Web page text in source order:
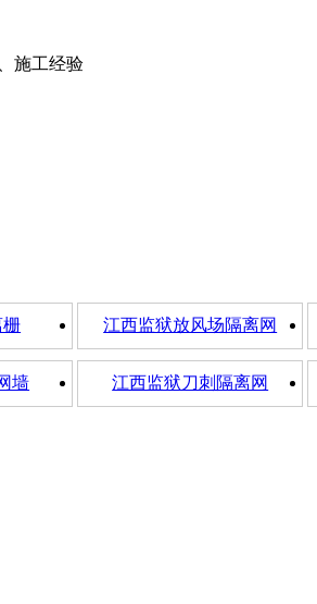
施工经验
栅 江西监狱放风场隔离网
墙 江西监狱刀刺隔离网